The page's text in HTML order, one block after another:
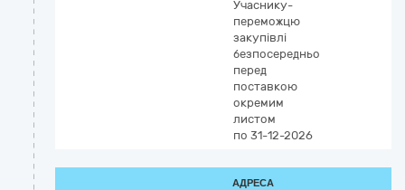
Учаснику-
переможцю
закупівлі
безпосередньо
перед
поставкою
окремим
листом
по 31-12-2026
АДРЕСА